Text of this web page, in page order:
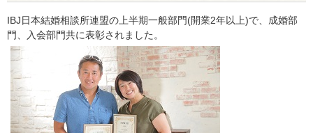
IBJ日本結婚相談所連盟の上半期一般部門(開業2年以上)で、成婚部
門、入会部門共に表彰されました。